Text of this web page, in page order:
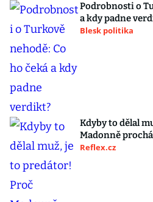
Podrobnosti o
a kdy padne
Blesk politika
Kdyby to dělal
Madonně
Reflex.cz